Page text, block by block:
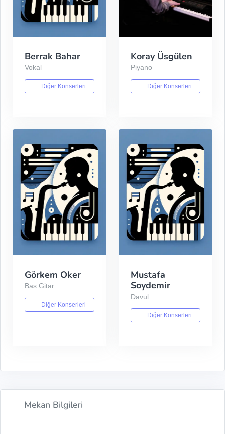
Berrak Bahar
Vokal
Diğer Konserleri
Koray Üsgülen
Piyano
Diğer Konserleri
Görkem Oker
Bas Gitar
Diğer Konserleri
Mustafa
Soydemir
Davul
Diğer Konserleri
Mekan Bilgileri